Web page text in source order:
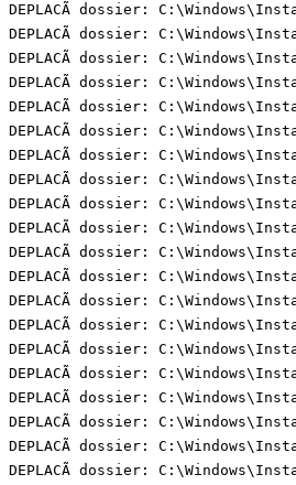
DEPLACÃ dossier:
DEPLACÃ dossier:
DEPLACÃ dossier:
DEPLACÃ dossier:
DEPLACÃ dossier:
DEPLACÃ dossier:
DEPLACÃ dossier:
DEPLACÃ dossier:
DEPLACÃ dossier:
DEPLACÃ dossier:
DEPLACÃ dossier:
DEPLACÃ dossier:
DEPLACÃ dossier:
DEPLACÃ dossier:
DEPLACÃ dossier:
DEPLACÃ dossier:
DEPLACÃ dossier:
DEPLACÃ dossier:
DEPLACÃ dossier:
DEPLACÃ dossier: